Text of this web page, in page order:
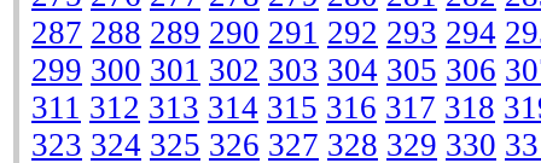
287 288 289 290 291 292 293 294
299 300 301 302 303 304 305 306
311 312 313 314 315 316 317 318
323 324 325 326 327 328 329 330